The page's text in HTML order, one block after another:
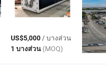
US$5,000/ บางส่วน
1 บางส่วน (MOQ)